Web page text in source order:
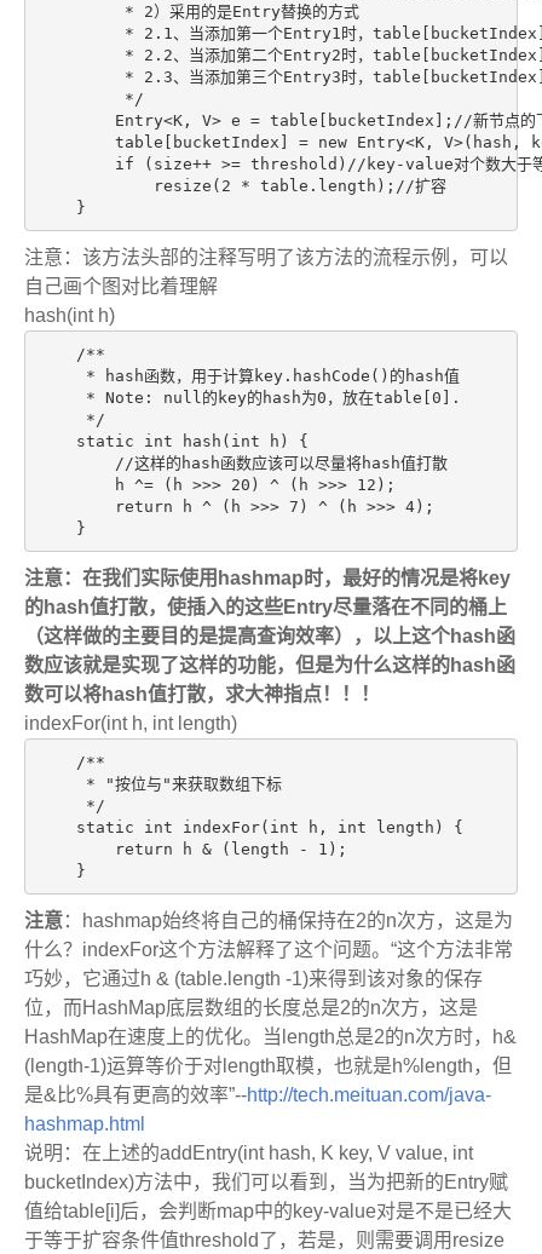
         * 2）采用的是Entry替换的方式
* 2.1、当添加第一个Entry1时，
* 2.2、当添加第二个Entry2时，
* 2.3、当添加第三个Entry3时，
         */
Entry<K, V> e = table[bucketIndex];//新节点的下
table[bucketIndex] = new Entry<K, V>(hash,
if (size++ >= threshold)//key-value对个数大于
            resize(2 * table.length);//扩容
    }
注意：该方法头部的注释写明了该方法的流程示例，可以
自己画个图对比着理解
hash(int h)
    /**
     * hash函数，用于计算key.hashCode()的hash值
     * Note: null的key的hash为0，放在table[0].
     */
    static int hash(int h) {
        //这样的hash函数应该可以尽量将hash值打散
        h ^= (h >>> 20) ^ (h >>> 12);
        return h ^ (h >>> 7) ^ (h >>> 4);
    }
注意：在我们实际使用hashmap时，最好的情况是将key
的hash值打散，使插入的这些Entry尽量落在不同的桶上
（这样做的主要目的是提高查询效率），以上这个hash函
数应该就是实现了这样的功能，但是为什么这样的hash函
数可以将hash值打散，求大神指点！！！
indexFor(int h, int length)
    /**
     * "按位与"来获取数组下标
     */
    static int indexFor(int h, int length) {
        return h & (length - 1);
    }
注意：hashmap始终将自己的桶保持在2的n次方，这是为
什么？indexFor这个方法解释了这个问题。“这个方法非常
巧妙，它通过h & (table.length -1)来得到该对象的保存
位，而HashMap底层数组的长度总是2的n次方，这是
HashMap在速度上的优化。当length总是2的n次方时，h&
(length-1)运算等价于对length取模，也就是h%length，但
是&比%具有更高的效率”--http://tech.meituan.com/java-
hashmap.html
说明：在上述的addEntry(int hash, K key, V value, int
bucketIndex)方法中，我们可以看到，当为把新的Entry赋
值给table[i]后，会判断map中的key-value对是不是已经大
于等于扩容条件值threshold了，若是，则需要调用resize